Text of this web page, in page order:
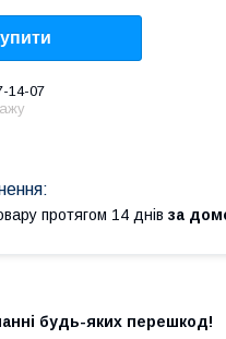
14-07
протягом 14 днів за
будь-яких перешкод!